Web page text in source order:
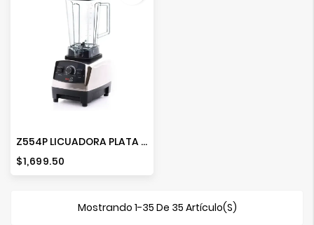
Z554P LICUADORA PLATA 1500 W
Precio
$1,699.50
Mostrando 1-35 De 35 Artículo(s)